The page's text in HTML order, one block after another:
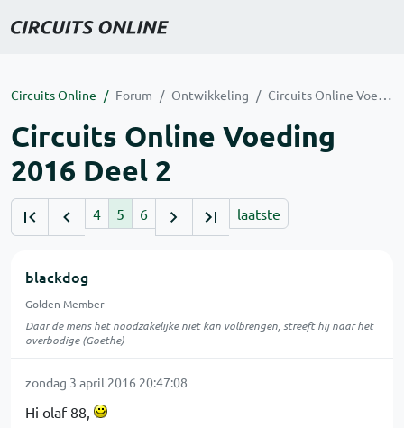
Circuits Online Forum Ontwikkeling Circuits Online Voeding 2016 Deel 2
Circuits Online Voeding
2016 Deel 2
4 5 6 laatste
blackdog
Golden Member
Daar de mens het noodzakelijke niet kan volbrengen, streeft hij naar het
overbodige (Goethe)
zondag 3 april 2016 20:47:08
Hi olaf 88,